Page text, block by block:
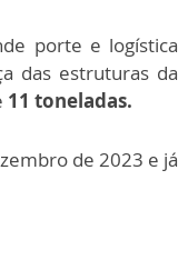
porte e logística
das estruturas da
11 toneladas.
de 2023 e já